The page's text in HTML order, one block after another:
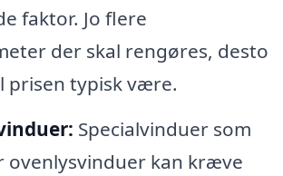
faktor. Jo flere
der skal rengøres, desto
prisen typisk være.
Specialvinduer som
ovenlysvinduer kan kræve